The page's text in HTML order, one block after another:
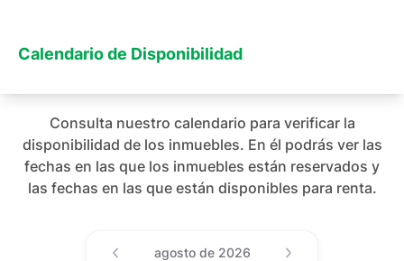
Calendario de Disponibilidad
Consulta nuestro calendario para verificar la
disponibilidad de los inmuebles. En él podrás ver las
fechas en las que los inmuebles están reservados y
las fechas en las que están disponibles para renta.
Date (Min Date Value),
agosto de 2026